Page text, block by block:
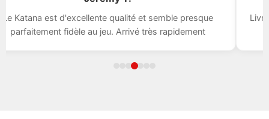
et semble presque
Arrivé très rapidement
Livraison rapide, Le sabre est